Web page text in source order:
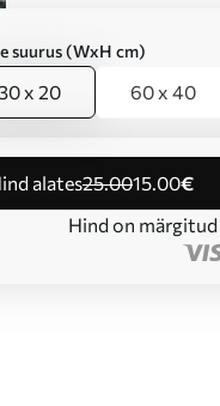
suurus (WxH cm)
x 20 60 x 40
Hind alates25.0015.00€
Hind on märgitud